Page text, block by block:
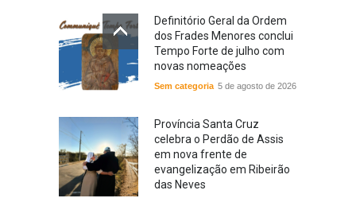
Definitório Geral da Ordem
dos Frades Menores conclui
Tempo Forte de julho com
novas nomeações
Sem categoria 5 de agosto de 2026
Província Santa Cruz
celebra o Perdão de Assis
em nova frente de
evangelização em Ribeirão
das Neves